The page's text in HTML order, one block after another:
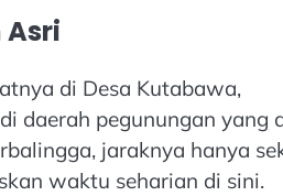
Asri
di Desa Kutabawa,
daerah pegunungan yang
jaraknya hanya
waktu seharian di sini.